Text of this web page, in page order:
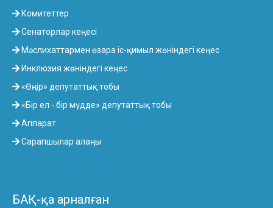
Комитеттер
Сенаторлар кеңесі
Мәслихаттармен өзара іс-қимыл жөніндегі кеңес
Инклюзия жөніндегі кеңес
«Өңір» депутаттық тобы
«Бір ел - бір мүдде» депутаттық тобы
Аппарат
Сарапшылар алаңы
БАҚ-қа арналған